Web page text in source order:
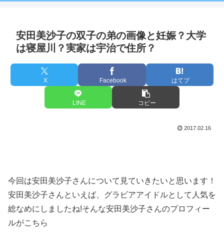
安田美沙子の双子の弟の画像と妊娠？大学
は寝屋川？実家は宇治で住所？
X Facebook はてブ
LINE コピー
2017.02.16
今回は安田美沙子さんについて見ていきたいと思います！
安田美沙子さんといえば、グラビアアイドルとして人気を
総なめにしましたね!そんな安田美沙子さんのプロフィー
ルがこちら